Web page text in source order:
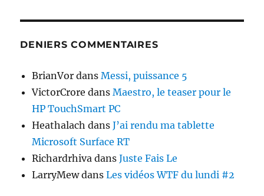
DENIERS COMMENTAIRES
BrianVor dansMessi, puissance 5
VictorCrore dansMaestro, le teaser pour le
HP TouchSmart PC
Heathalach dansJ’ai rendu ma tablette
Microsoft Surface RT
Richardrhiva dansJuste Fais Le
LarryMewdansLes vidéos WTF du lundi #2